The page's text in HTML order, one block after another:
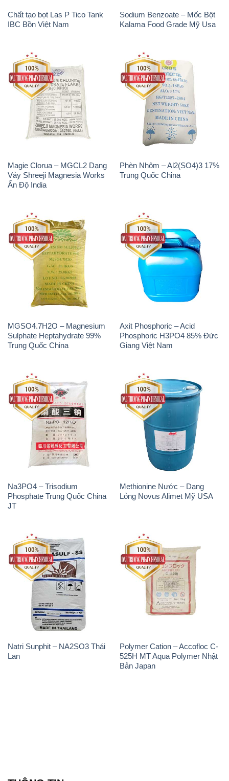
Chất tạo bọt Las P Tico Tank
IBC Bồn Việt Nam
Sodium Benzoate – Mốc Bột
Kalama Food Grade Mỹ Usa
Magie Clorua – MGCL2 Dạng
Vảy Shreeji Magnesia Works
Ấn Độ India
Phèn Nhôm – Al2(SO4)3 17%
Trung Quốc China
MGSO4.7H2O – Magnesium
Sulphate Heptahydrate 99%
Trung Quốc China
Axit Phosphoric – Acid
Phosphoric H3PO4 85% Đức
Giang Việt Nam
Na3PO4 – Trisodium
Phosphate Trung Quốc China
JT
Methionine Nước – Dạng
Lỏng Novus Alimet Mỹ USA
Natri Sunphit – NA2SO3 Thái
Lan
Polymer Cation – Accofloc C-
525H MT Aqua Polymer Nhật
Bản Japan